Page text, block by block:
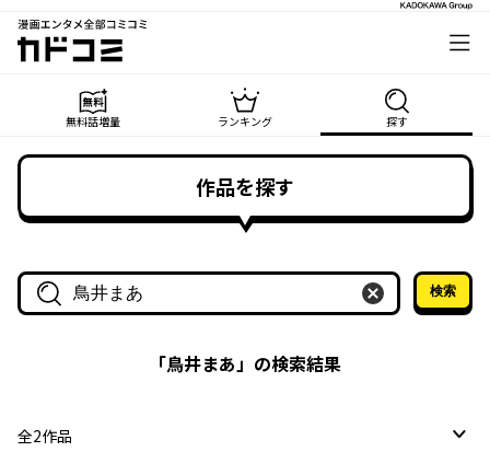
漫画エンタメ全部コミコミ
カドコミ
無料話増量 ランキング 探す
作品を探す
作品名・作家名で探す
検索
「鳥井まあ」の検索結果
全2作品